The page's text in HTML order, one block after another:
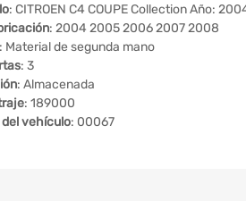
: CITROEN C4 COUPE Collection Año:
: 2004 2005 2006 2007 2008
: Material de segunda mano
: 3
: Almacenada
: 189000
del vehículo: 00067